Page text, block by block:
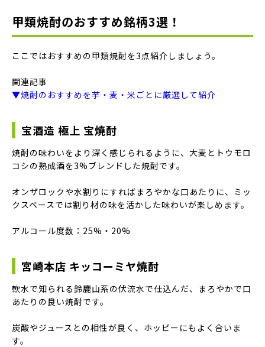
甲類焼酎のおすすめ銘柄3選！
ここではおすすめの甲類焼酎を3点紹介しましょう。
関連記事
▼焼酎のおすすめを芋・麦・米ごとに厳選して紹介
宝酒造 極上 宝焼酎
焼酎の味わいをより深く感じられるように、大麦とトウモロ
コシの熟成酒を3%ブレンドした焼酎です。
オンザロックや水割りにすればまろやかな口あたりに、ミッ
クスベースでは割り材の味を活かした味わいが楽しめます。
アルコール度数：25%・20%
宮崎本店 キッコーミヤ焼酎
軟水で知られる鈴鹿山系の伏流水で仕込んだ、まろやかで口
あたりの良い焼酎です。
炭酸やジュースとの相性が良く、ホッピーにもよく合いま
す。